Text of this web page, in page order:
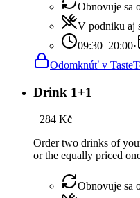
Obnovuje sa
V podniku aj
09:30–20:00·
Odomknúť v
Drink 1+1
−284 Kč
Order two drinks of
or the equally priced
Obnovuje sa